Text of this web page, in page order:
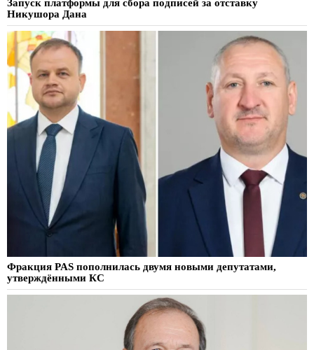
Никушора Дана
Фракция PAS пополнилась двумя новыми депутатами,
утверждёнными КС